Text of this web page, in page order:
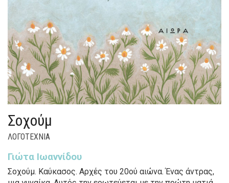
Σοχούμ
ΛΟΓΟΤΕΧΝΙΑ
Γιώτα Ιωαννίδου
Σοχούμ. Καύκασος. Αρχές του 20ού αιώνα. Ένας άντρας,